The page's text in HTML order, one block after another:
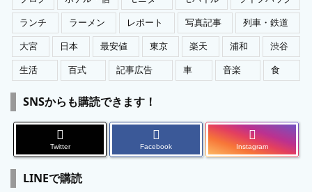
ランチ
ラーメン レポート 写真記事
列車・鉄道
大宮
日本 最安値 東京 楽天 浦和
渋谷
生活
百式 記事広告 車 音楽 食
SNSからも購読できます！
Twitter Facebook Instagram
LINEで購読